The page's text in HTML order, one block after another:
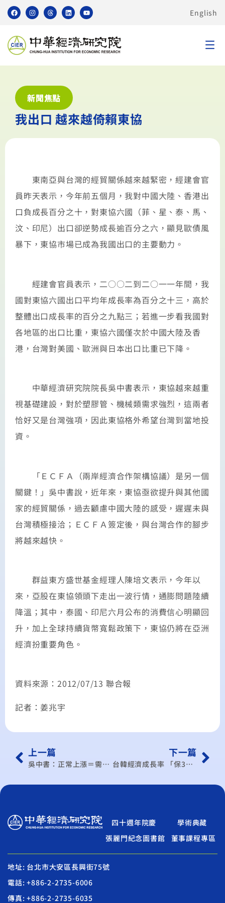
English
新聞焦點
我出口 越來越倚賴東協
東南亞與台灣的經貿關係越來越緊密，經建會官
員昨天表示，今年前五個月，我對中國大陸、香港出
口負成長百分之十，對東協六國（菲、星、泰、馬、
汶、印尼）出口卻逆勢成長逾百分之六，顯見歐債風
暴下，東協市場已成為我國出口的主要動力。
經建會官員表示，二○○二到二○一一年間，我
國對東協六國出口平均年成長率為百分之十三，高於
整體出口成長率的百分之九點三；若進一步看我國對
各地區的出口比重，東協六國僅次於中國大陸及香
港，台灣對美國、歐洲與日本出口比重已下降。
中華經濟研究院院長吳中書表示，東協越來越重
視基礎建設，對於塑膠管、機械類需求強烈，這兩者
恰好又是台灣強項，因此東協格外希望台灣到當地投
資。
「ＥＣＦＡ（兩岸經濟合作架構協議）是另一個
關鍵！」吳中書說，近年來，東協亟欲提升與其他國
家的經貿關係，過去顧慮中國大陸的感受，遲遲未與
台灣積極接洽；ＥＣＦＡ簽定後，與台灣合作的腳步
將越來越快。
群益東方盛世基金經理人陳培文表示，今年以
來，亞股在東協領頭下走出一波行情，通膨問題陸續
降溫；其中，泰國、印尼六月公布的消費信心明顯回
升，加上全球持續貨幣寬鬆政策下，東協仍將在亞洲
經濟扮重要角色。
資料來源：2012/07/13 聯合報
記者：姜兆宇
上一篇
吳中書：正常上漲＝需求暢旺
下一篇
台韓經濟成長率 「保3」大作戰
四十週年院慶
學術典藏
張麗門紀念圖書館
董事課程專區
地址: 台北市大安區長興街75號
電話: +886-2-2735-6006
傳真: +886-2-2735-6035